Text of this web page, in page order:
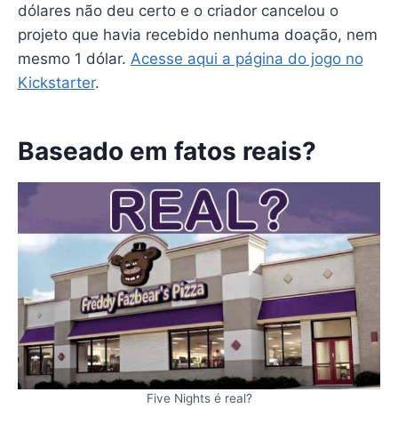
dólares não deu certo e o criador cancelou o
projeto que havia recebido nenhuma doação, nem
mesmo 1 dólar. Acesse aqui a página do jogo no
Kickstarter.
Baseado em fatos reais?
Five Nights é real?